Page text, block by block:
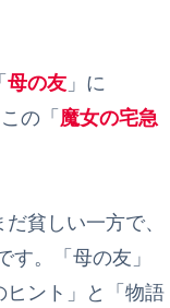
母の友 」に
の「 魔女の宅急
貧しい一方で、
す。「母の友」
ヒント」と「物語